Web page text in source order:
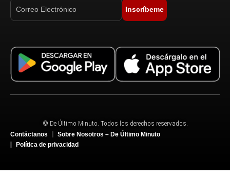
Inscríbeme
© De Último Minuto. Todos los derechos reservados.
Contáctanos
Sobre Nosotros – De Último Minuto
Política de privacidad